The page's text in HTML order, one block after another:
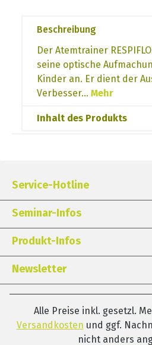
Beschreibung
Der Atemtrainer
seine optische
Kinder an. Er dient der
Verbesser… Mehr
Inhalt des Produkts
Service-Hotline
Seminar-Infos
Produkt-Infos
Newsletter
Alle Preise inkl. gesetzl.
Versandkosten und ggf.
nicht anders